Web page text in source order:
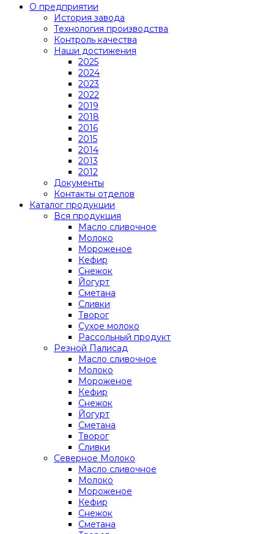
О предприятии
История завода
Технология производства
Контроль качества
Наши достижения
2025
2024
2023
2022
2019
2018
2016
2015
2014
2013
2012
Документы
Контакты отделов
Каталог продукции
Вся продукция
Масло сливочное
Молоко
Мороженое
Кефир
Снежок
Йогурт
Сметана
Сливки
Творог
Сухое молоко
Рассольный продукт
Резной Палисад
Масло сливочное
Молоко
Мороженое
Кефир
Снежок
Йогурт
Сметана
Творог
Сливки
Северное Молоко
Масло сливочное
Молоко
Мороженое
Кефир
Снежок
Сметана